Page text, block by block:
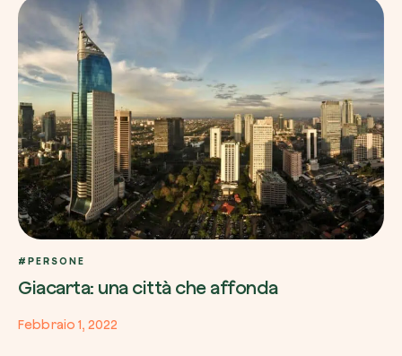
#PERSONE
Giacarta: una città che affonda
Febbraio 1, 2022